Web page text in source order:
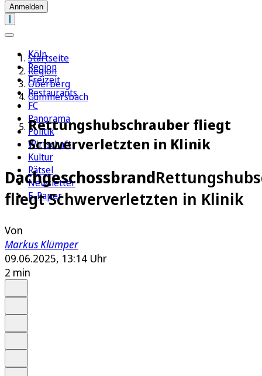
Anmelden
Köln
Region
Freizeit
Restaurants
FC
Panorama
Politik
Wirtschaft
Kultur
Rätsel
Newsletter
E-Paper
Startseite
Region
Oberberg
Gummersbach
Rettungshubschrauber fliegt
Schwerverletzten in Klinik
Dachgeschossbrand
fliegt Schwerverletzten in Klinik
Von
Markus Klümper
09.06.2025, 13:14 Uhr
2 min